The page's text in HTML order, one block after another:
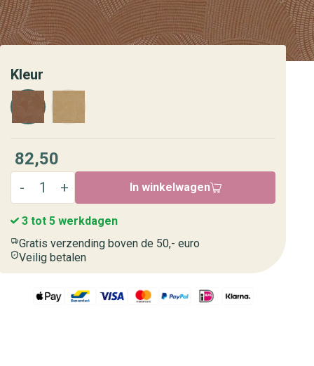
Kleur
82,50
In winkelwagen
3 tot 5 werkdagen
Gratis verzending boven de 50,- euro
Veilig betalen